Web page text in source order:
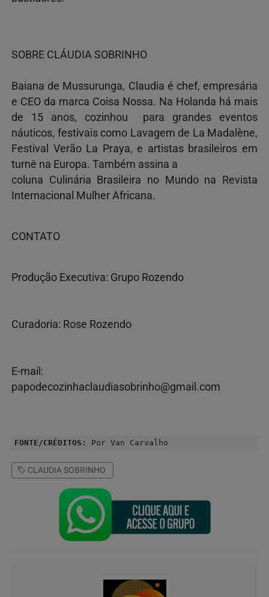
SOBRE CLÁUDIA SOBRINHO
Baiana de Mussurunga, Claudia é chef, empresária
e CEO da marca Coisa Nossa. Na Holanda há mais
de 15 anos, cozinhou para grandes eventos
náuticos, festivais como Lavagem de La Madalène,
Festival Verão La Praya, e artistas brasileiros em
turnê na Europa. Também assina a
coluna Culinária Brasileira no Mundo na Revista
Internacional Mulher Africana.
CONTATO
Produção Executiva: Grupo Rozendo
Curadoria: Rose Rozendo
E-mail:
papodecozinhaclaudiasobrinho@gmail.com
FONTE/CRÉDITOS: Por Van Carvalho
CLAUDIA SOBRINHO